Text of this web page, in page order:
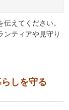
えてください。
ンティアや見守り
しを守る